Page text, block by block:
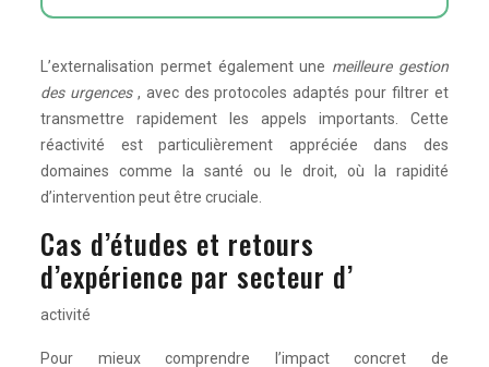
L’externalisation permet également une meilleure gestion
des urgences , avec des protocoles adaptés pour filtrer et
transmettre rapidement les appels importants. Cette
réactivité est particulièrement appréciée dans des
domaines comme la santé ou le droit, où la rapidité
d’intervention peut être cruciale.
Cas d’études et retours
d’expérience par secteur d’
activité
Pour mieux comprendre l’impact concret de